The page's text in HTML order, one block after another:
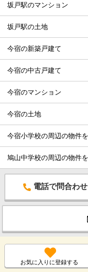
坂戸駅のマンション
坂戸駅の土地
今宿の新築戸建て
今宿の中古戸建て
今宿のマンション
今宿の土地
今宿小学校の周辺の物件
鳩山中学校の周辺の物件
電話で問合わせ
お気に入りに登録する